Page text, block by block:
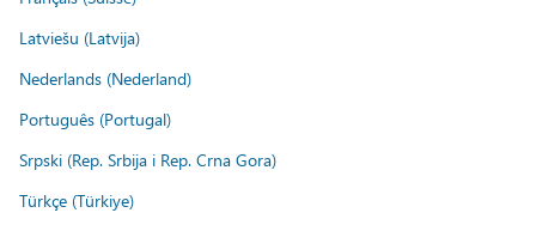
Latviešu (Latvija)
Nederlands (Nederland)
Português (Portugal)
Srpski (Rep. Srbija i Rep. Crna Gora)
Türkçe (Türkiye)